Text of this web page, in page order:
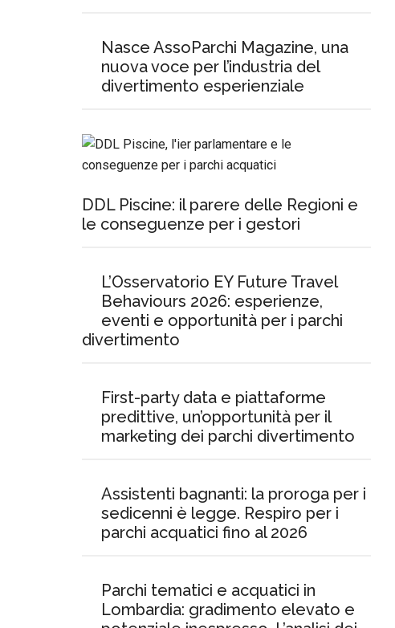
Nasce AssoParchi Magazine, una
nuova voce per l’industria del
divertimento esperienziale
DDL Piscine: il parere delle Regioni e
le conseguenze per i gestori
L’Osservatorio EY Future Travel
Behaviours 2026: esperienze,
eventi e opportunità per i parchi
divertimento
First-party data e piattaforme
predittive, un’opportunità per il
marketing dei parchi divertimento
Assistenti bagnanti: la proroga per i
sedicenni è legge. Respiro per i
parchi acquatici fino al 2026
Parchi tematici e acquatici in
Lombardia: gradimento elevato e